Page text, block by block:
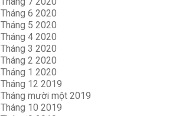
Tháng 6 2020
Tháng 5 2020
Tháng 4 2020
Tháng 3 2020
Tháng 2 2020
Tháng 1 2020
Tháng 12 2019
Tháng mười một 2019
Tháng 10 2019